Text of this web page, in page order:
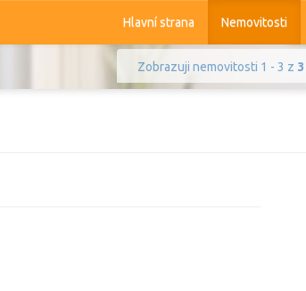
Hlavní strana Nemovitosti
Zobrazuji nemovitosti 1 - 3 z 3